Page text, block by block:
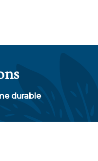
durable
inclusif et durable